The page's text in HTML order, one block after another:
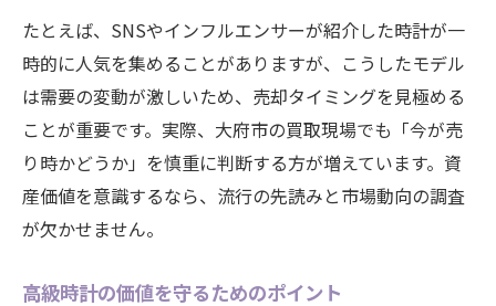
たとえば、SNSやインフルエンサーが紹介した時計が一
時的に人気を集めることがありますが、こうしたモデル
は需要の変動が激しいため、売却タイミングを見極める
ことが重要です。実際、大府市の買取現場でも「今が売
り時かどうか」を慎重に判断する方が増えています。資
産価値を意識するなら、流行の先読みと市場動向の調査
が欠かせません。
高級時計の価値を守るためのポイント